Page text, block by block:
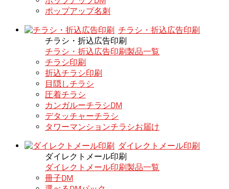
ポップアップ名刺
チラシ・折込広告印刷
チラシ・折込広告印刷
チラシ・折込広告印刷製品一覧
チラシ印刷
折込チラシ印刷
目隠しチラシ
圧着チラシ
カンガルーチラシDM
デタッチャーチラシ
タワーマンションチラシお届け
ダイレクトメール印刷
ダイレクトメール印刷
ダイレクトメール印刷製品一覧
冊子DM